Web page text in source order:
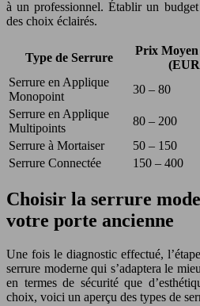
à un professionnel. Établir un
des choix éclairés.
Type de Serrure
Prix Moyen
Serrure en Applique
Monopoint
30 – 80
Serrure en Applique
Multipoints
80 – 200
Serrure à Mortaiser
50 – 150
Serrure Connectée
150 – 400
Choisir la serrure
votre porte ancienne
Une fois le diagnostic effectué,
serrure moderne qui s’adaptera le
en termes de sécurité que
choix, voici un aperçu des types de